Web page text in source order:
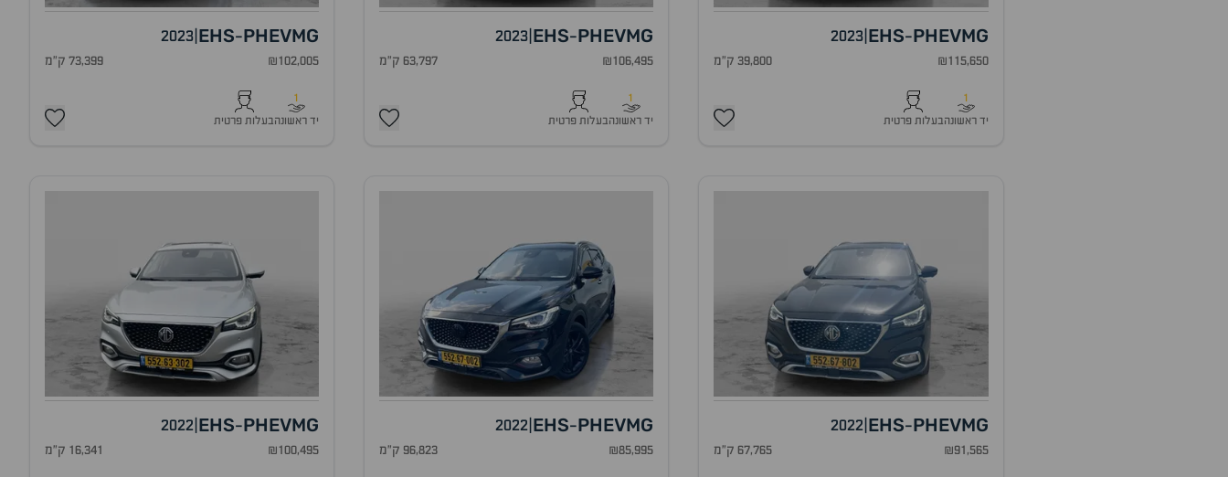
MG
EHS-PHEV
|
2023
₪115,650 39,800 ק"מ
1
יד ראשונהבעלות פרטית
MG
EHS-PHEV
2023
₪106,495 63,797 ק"מ
1
יד ראשונהבעלות פרטית
MG
EHS-PHEV
2023
₪102,005 73,399 ק"מ
1
יד ראשונהבעלות פרטית
MG
EHS-PHEV
|
2022
₪91,565 67,765 ק"מ
MG
EHS-PHEV
2022
₪85,995 96,823 ק"מ
MG
EHS-PHEV
2022
₪100,495 16,341 ק"מ